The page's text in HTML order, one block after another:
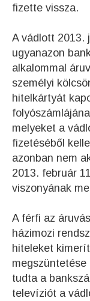
fizette vissza.
A vádlott 2013.
ugyanazon
alkalommal
személyi
hitelkártyát
melyeket a
fizetéséből
azonban nem
2013. február
viszonyának
A férfi az
házimozi
hiteleket
tudta a
televíziót a